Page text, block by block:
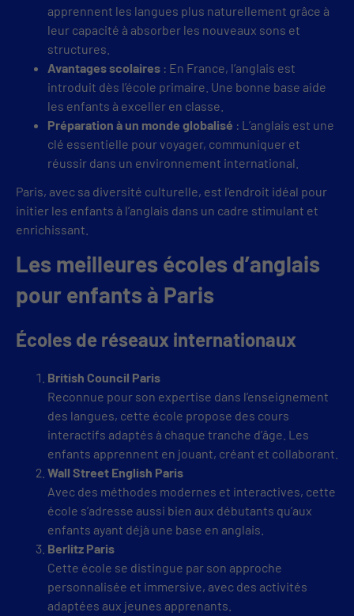
apprennent les langues plus naturellement grâce à
leur capacité à absorber les nouveaux sons et
structures.
Avantages scolaires : En France, l’anglais est
introduit dès l’école primaire. Une bonne base aide
les enfants à exceller en classe.
Préparation à un monde globalisé : L’anglais est une
clé essentielle pour voyager, communiquer et
réussir dans un environnement international.
Paris, avec sa diversité culturelle, est l’endroit idéal pour
initier les enfants à l’anglais dans un cadre stimulant et
enrichissant.
Les meilleures écoles d’anglais
pour enfants à Paris
Écoles de réseaux internationaux
British Council Paris
Reconnue pour son expertise dans l’enseignement
des langues, cette école propose des cours
interactifs adaptés à chaque tranche d’âge. Les
enfants apprennent en jouant, créant et collaborant.
Wall Street English Paris
Avec des méthodes modernes et interactives, cette
école s’adresse aussi bien aux débutants qu’aux
enfants ayant déjà une base en anglais.
Berlitz Paris
Cette école se distingue par son approche
personnalisée et immersive, avec des activités
adaptées aux jeunes apprenants.